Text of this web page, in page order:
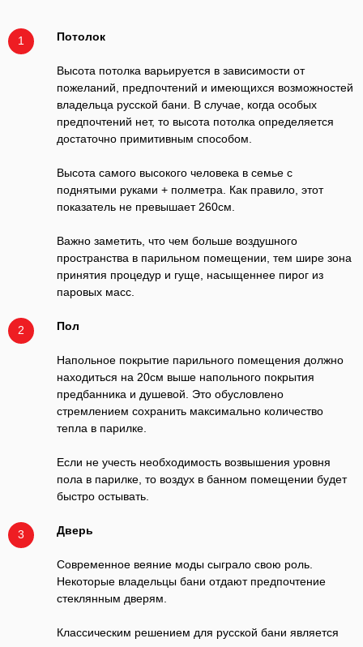
1 Потолок
Высота потолка варьируется в зависимости от
пожеланий, предпочтений и имеющихся возможностей
владельца русской бани. В случае, когда особых
предпочтений нет, то высота потолка определяется
достаточно примитивным способом.
Высота самого высокого человека в семье с
поднятыми руками + полметра. Как правило, этот
показатель не превышает 260см.
Важно заметить, что чем больше воздушного
пространства в парильном помещении, тем шире зона
принятия процедур и гуще, насыщеннее пирог из
паровых масс.
2 Пол
Напольное покрытие парильного помещения должно
находиться на 20см выше напольного покрытия
предбанника и душевой. Это обусловлено
стремлением сохранить максимально количество
тепла в парилке.
Если не учесть необходимость возвышения уровня
пола в парилке, то воздух в банном помещении будет
быстро остывать.
3 Дверь
Современное веяние моды сыграло свою роль.
Некоторые владельцы бани отдают предпочтение
стеклянным дверям.
Классическим решением для русской бани является